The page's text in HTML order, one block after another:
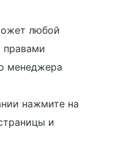
любой
правами
менеджера
нажмите на
и